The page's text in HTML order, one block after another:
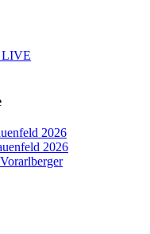
LIVE
2026
2026